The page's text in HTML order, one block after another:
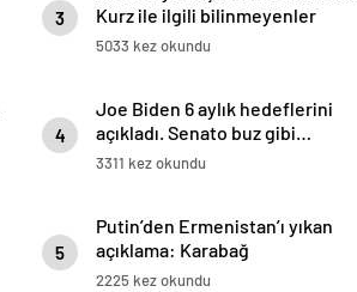
3
Kurz ile ilgili bilinmeyenler
5033 kez okundu
4
Joe Biden 6 aylık hedeflerini
açıkladı. Senato buz gibi…
3311 kez okundu
5
Putin’den Ermenistan’ı yıkan
açıklama: Karabağ
Azerbaycan’ın ayrılmaz bir
2225 kez okundu